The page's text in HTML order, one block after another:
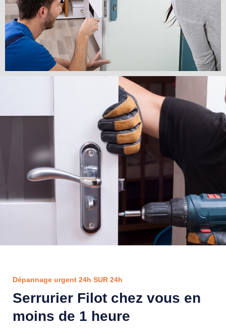
Dépannage urgent 24h SUR 24h
Serrurier Filot chez vous en
moins de 1 heure